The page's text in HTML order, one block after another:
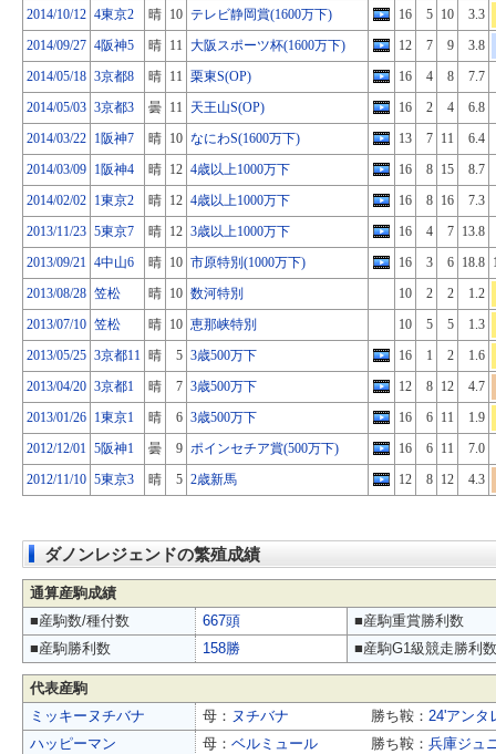
2014/10/12 4東京2 晴 10 テレビ静岡賞(1600万下) 16 5 10
3.3
2014/09/27 4阪神5 晴 11 大阪スポーツ杯(1600万下) 12 7 9
3.8
2014/05/18 3京都8 晴 11 栗東S(OP) 16 4 8
7.7
2014/05/03 3京都3 曇 11 天王山S(OP) 16 2 4
6.8
2014/03/22 1阪神7 晴 10 なにわS(1600万下) 13 7 11
6.4
2014/03/09 1阪神4 晴 12 4歳以上1000万下 16 8 15
8.7
2014/02/02 1東京2 晴 12 4歳以上1000万下 16 8 16
7.3
2013/11/23 5東京7 晴 12 3歳以上1000万下 16 4 7 13.8
2013/09/21 4中山6 晴 10 市原特別(1000万下) 16 3 6 18.8
2013/08/28 笠松 晴 10 数河特別 10 2 2
1.2
2013/07/10 笠松 晴 10 恵那峡特別 10 5 5
1.3
2013/05/25 3京都11 晴 5 3歳500万下 16 1 2
1.6
2013/04/20 3京都1 晴 7 3歳500万下 12 8 12
4.7
2013/01/26 1東京1 晴 6 3歳500万下 16 6 11
1.9
2012/12/01 5阪神1 曇 9 ポインセチア賞(500万下) 16 6 11
7.0
2012/11/10 5東京3 晴 5 2歳新馬 12 8 12 4.3
ダノンレジェンドの繁殖成績
通算産駒成績
■産駒数/種付数
667頭
■産駒重賞勝利数
■産駒勝利数
158勝 ■産駒G1級競走勝利数
代表産駒
ミッキーヌチバナ
母： ヌチバナ 勝ち鞍： 24'アンタ
ハッピーマン
母： ベルミュール 勝ち鞍： 兵庫ジュ